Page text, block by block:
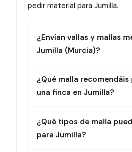
pedir material para Jumilla.
¿Envían vallas y mallas
Jumilla (Murcia)?
¿Qué malla recomendáis
una finca en Jumilla?
¿Qué tipos de malla
para Jumilla?